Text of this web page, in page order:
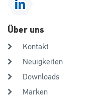
Über uns
Kontakt
Neuigkeiten
Downloads
Marken